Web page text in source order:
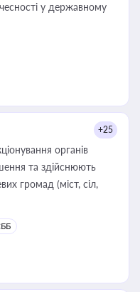
у державному
+25
органів
та здійснюють
громад (міст, сіл,